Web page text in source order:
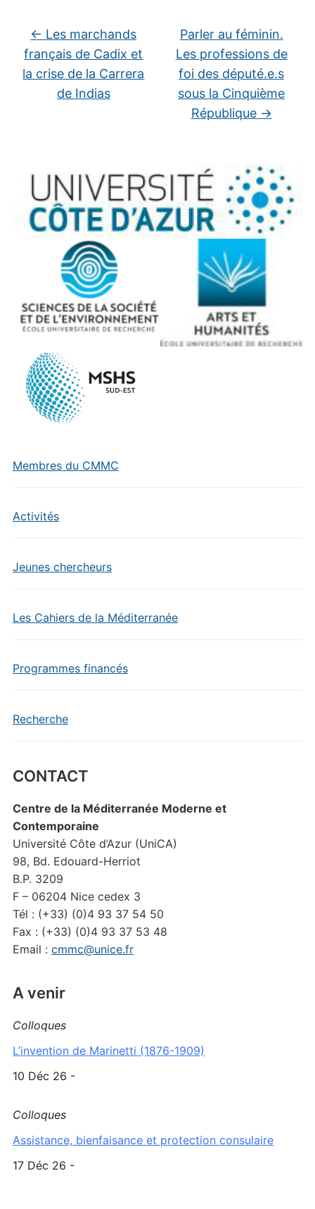
Membres du CMMC
Activités
Jeunes chercheurs
Les Cahiers de la Méditerranée
Programmes financés
Recherche
CONTACT
Centre de la Méditerranée Moderne et
Contemporaine
Université Côte d’Azur (UniCA)
98, Bd. Edouard-Herriot
B.P. 3209
F – 06204 Nice cedex 3
Tél : (+33) (0)4 93 37 54 50
Fax : (+33) (0)4 93 37 53 48
Email : cmmc@unice.fr
A venir
Colloques
L’invention de Marinetti (1876-1909)
10 Déc 26 -
Colloques
Assistance, bienfaisance et protection consulaire
17 Déc 26 -
← Les marchands
français de Cadix et
la crise de la Carrera
de Indias
Parler au féminin.
Les professions de
foi des député.e.s
sous la Cinquième
République →